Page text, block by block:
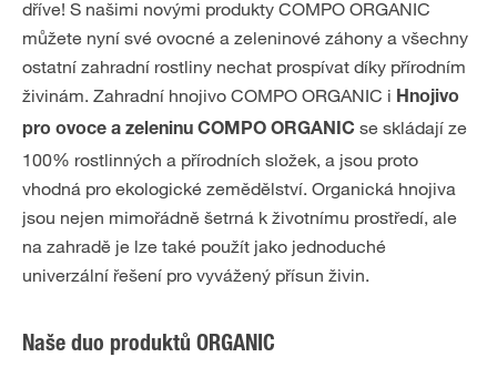
dříve! S našimi novými produkty COMPO ORGANIC
můžete nyní své ovocné a zeleninové záhony a všechny
ostatní zahradní rostliny nechat prospívat díky přírodním
živinám. Zahradní hnojivo COMPO ORGANIC i Hnojivo
pro ovoce a zeleninu COMPO ORGANIC se skládají ze
100% rostlinných a přírodních složek, a jsou proto
vhodná pro ekologické zemědělství. Organická hnojiva
jsou nejen mimořádně šetrná k životnímu prostředí, ale
na zahradě je lze také použít jako jednoduché
univerzální řešení pro vyvážený přísun živin.
Naše duo produktů ORGANIC